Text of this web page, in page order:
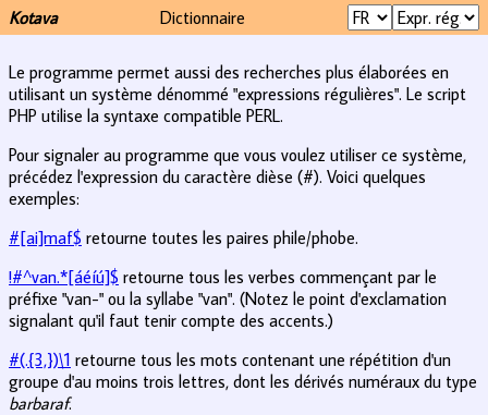
Kotava Dictionnaire
Le programme permet aussi des recherches plus élaborées en
utilisant un système dénommé "expressions régulières". Le script
PHP utilise la syntaxe compatible PERL.
Pour signaler au programme que vous voulez utiliser ce système,
précédez l'expression du caractère dièse (#). Voici quelques
exemples:
#[ai]maf$ retourne toutes les paires phile/phobe.
!#^van.*[áéíú]$ retourne tous les verbes commençant par le
préfixe "van-" ou la syllabe "van". (Notez le point d'exclamation
signalant qu'il faut tenir compte des accents.)
#(.{3,})\1 retourne tous les mots contenant une répétition d'un
groupe d'au moins trois lettres, dont les dérivés numéraux du type
barbaraf.